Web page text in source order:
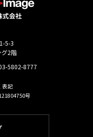
5-3
グ2階
5802-8777
表記
号